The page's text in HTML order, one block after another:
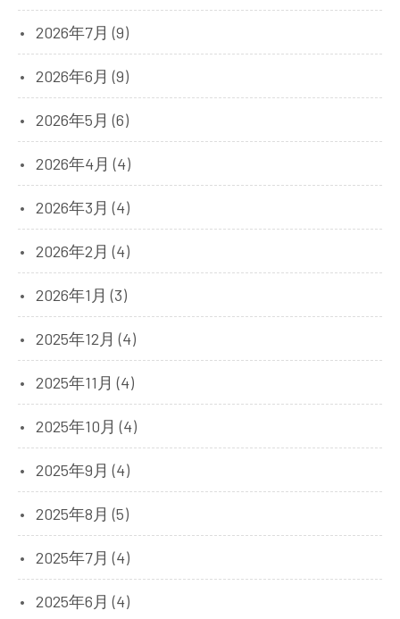
2026年7月 (9)
2026年6月 (9)
2026年5月 (6)
2026年4月 (4)
2026年3月 (4)
2026年2月 (4)
2026年1月 (3)
2025年12月 (4)
2025年11月 (4)
2025年10月 (4)
2025年9月 (4)
2025年8月 (5)
2025年7月 (4)
2025年6月 (4)